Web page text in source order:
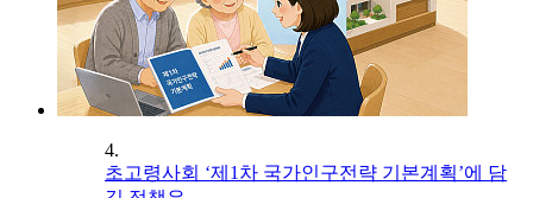
4.
초고령사회 ‘제1차 국가인구전략 기본계획’에 담